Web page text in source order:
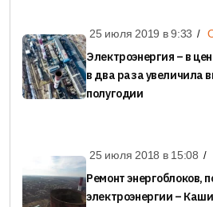
25 июля 2019 в9:33
Электроэнергия – в
в два раза увеличила
полугодии
25 июля 2018 в 15:08
Ремонт энергоблоков,
электроэнергии –